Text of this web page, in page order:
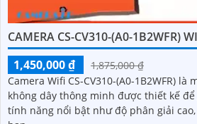
CAMERA CS-CV310-(A0-1B2WFR)
1,450,000 ₫
1,875,000 ₫
Camera Wifi CS-CV310-(A0-1B2WFR) là
không dây thông minh được thiết kế để giám
tính năng nổi bật như độ phân giải